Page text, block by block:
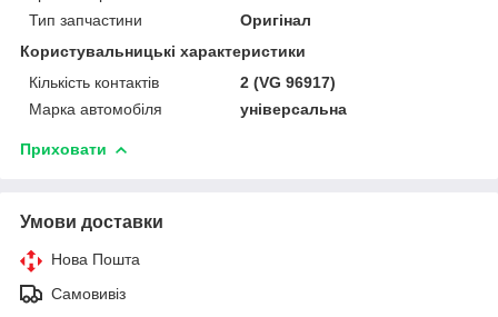
Тип запчастини
Оригінал
Користувальницькі характеристики
Кількість контактів
2 (VG 96917)
Марка автомобіля
універсальна
Приховати
Умови доставки
Нова Пошта
Самовивіз